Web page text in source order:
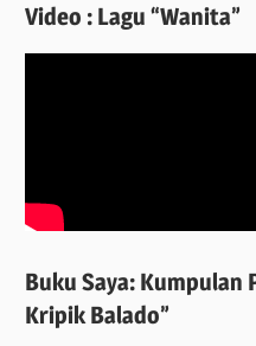
Video : Lagu “Wanita”
Buku Saya: Kumpulan
Kripik Balado”